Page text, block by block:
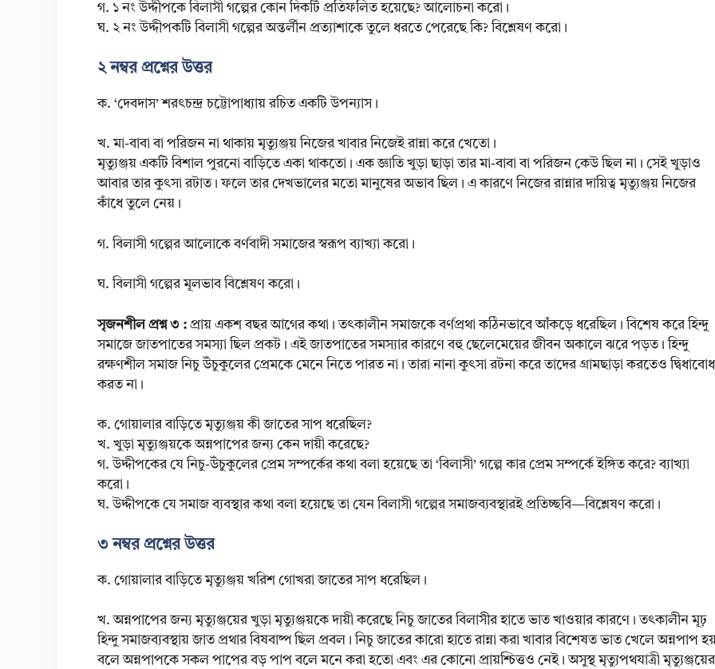
গ. ১ নং উদ্দীপকে বিলাসী গল্পের কোন দিকটি প্রতিফলিত হয়েছে? আলোচনা করো।
ঘ. ২ নং উদ্দীপকটি বিলাসী গল্পের অন্তর্লীন প্রত্যাশাকে তুলে ধরতে পেরেছে কি? বিশ্লেষণ করো।
২ নম্বর প্রশ্নের উত্তর
ক. ‘দেবদাস’ শরৎচন্দ্র চট্টোপাধ্যায় রচিত একটি উপন্যাস।
খ. মা-বাবা বা পরিজন না থাকায় মৃত্যুঞ্জয় নিজের খাবার নিজেই রান্না করে খেতো।
মৃত্যুঞ্জয় একটি বিশাল পুরনো বাড়িতে একা থাকতো। এক জ্ঞাতি খুড়া ছাড়া তার মা-বাবা বা পরিজন কেউ ছিল না। সেই খুড়াও
আবার তার কুৎসা রটাত। ফলে তার দেখভালের মতো মানুষের অভাব ছিল। এ কারণে নিজের রান্নার দায়িত্ব মৃত্যুঞ্জয় নিজের
কাঁধে তুলে নেয়।
গ. বিলাসী গল্পের আলোকে বর্ণবাদী সমাজের স্বরূপ ব্যাখ্যা করো।
ঘ. বিলাসী গল্পের মূলভাব বিশ্লেষণ করো।
সৃজনশীল প্রশ্ন ৩ : প্রায় একশ বছর আগের কথা। তৎকালীন সমাজকে বর্ণপ্রথা কঠিনভাবে আঁকড়ে ধরেছিল। বিশেষ করে হিন্দু
সমাজে জাতপাতের সমস্যা ছিল প্রকট। এই জাতপাতের সমস্যার কারণে বহু ছেলেমেয়ের জীবন অকালে ঝরে পড়ত। হিন্দু
রক্ষণশীল সমাজ নিচু উঁচুকুলের প্রেমকে মেনে নিতে পারত না। তারা নানা কুৎসা রটনা করে তাদের গ্রামছাড়া করতেও দ্বিধাবোধ
করত না।
ক. গোয়ালার বাড়িতে মৃত্যুঞ্জয় কী জাতের সাপ ধরেছিল?
খ. খুড়া মৃত্যুঞ্জয়কে অন্নপাপের জন্য কেন দায়ী করেছে?
গ. উদ্দীপকের যে নিচু-উঁচুকুলের প্রেম সম্পর্কের কথা বলা হয়েছে তা ‘বিলাসী’ গল্পে কার প্রেম সম্পর্কে ইঙ্গিত করে? ব্যাখ্যা
করো।
ঘ. উদ্দীপকে যে সমাজ ব্যবস্থার কথা বলা হয়েছে তা যেন বিলাসী গল্পের সমাজব্যবস্থারই প্রতিচ্ছবি—বিশ্লেষণ করো।
৩ নম্বর প্রশ্নের উত্তর
ক. গোয়ালার বাড়িতে মৃত্যুঞ্জয় খরিশ গোখরা জাতের সাপ ধরেছিল।
খ. অন্নপাপের জন্য মৃত্যুঞ্জয়ের খুড়া মৃত্যুঞ্জয়কে দায়ী করেছে নিচু জাতের বিলাসীর হাতে ভাত খাওয়ার কারণে। তৎকালীন মূঢ়
হিন্দু সমাজব্যবস্থায় জাত প্রথার বিষবাষ্প ছিল প্রবল। নিচু জাতের কারো হাতে রান্না করা খাবার বিশেষত ভাত খেলে অন্নপাপ
বলে অন্নপাপকে সকল পাপের বড় পাপ বলে মনে করা হতো এবং এর কোনো প্রায়শ্চিত্তও নেই। অসুস্থ মৃত্যুপথযাত্রী মৃত্যুঞ্জয়ের